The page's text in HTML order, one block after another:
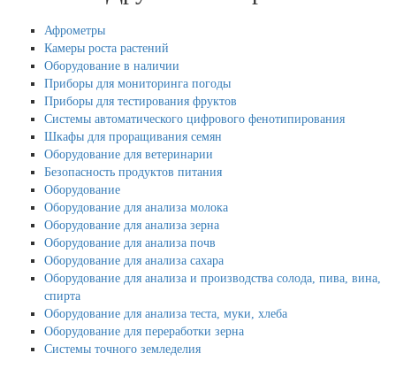
Афрометры
Камеры роста растений
Оборудование в наличии
Приборы для мониторинга погоды
Приборы для тестирования фруктов
Системы автоматического цифрового фенотипирования
Шкафы для проращивания семян
Оборудование для ветеринарии
Безопасность продуктов питания
Оборудование
Оборудование для анализа молока
Оборудование для анализа зерна
Оборудование для анализа почв
Оборудование для анализа сахара
Оборудование для анализа и производства солода, пива, вина,
спирта
Оборудование для анализа теста, муки, хлеба
Оборудование для переработки зерна
Системы точного земледелия